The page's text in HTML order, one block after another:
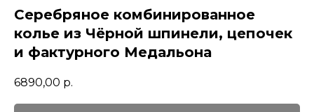
Серебряное комбинированное
колье из Чёрной шпинели, цепочек
и фактурного Медальона
6890,00 р.